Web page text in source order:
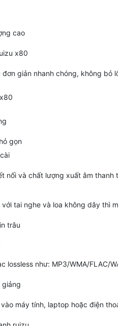
cao
giản nhanh chóng, không bỏ
nối và chất lượng xuất âm thanh
tai nghe và loa không dây thì
lossless như: MP3/WMA/FLAC/
máy tính, laptop hoặc điện